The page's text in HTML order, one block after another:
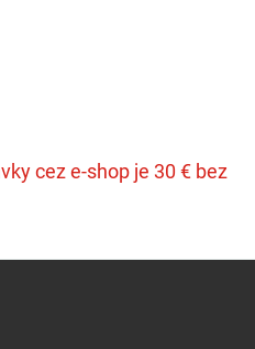
cez e-shop je 30 € bez